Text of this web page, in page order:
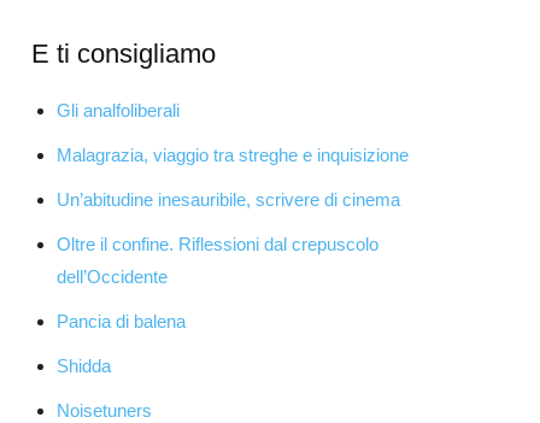
E ti consigliamo
Gli analfoliberali
Malagrazia, viaggio tra streghe e inquisizione
Un’abitudine inesauribile, scrivere di cinema
Oltre il confine. Riflessioni dal crepuscolo
dell’Occidente
Pancia di balena
Shidda
Noisetuners